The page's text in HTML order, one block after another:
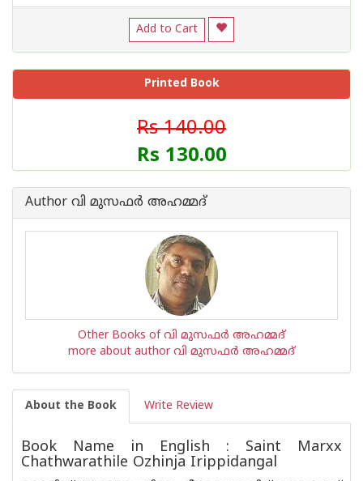
Add to Cart
Printed Book
Rs 140.00
Rs 130.00
Author വി മുസഫര്‍ അഹമ്മദ്‌
Other Books of വി മുസഫര്‍ അഹമ്മദ്‌
more about author വി മുസഫര്‍ അഹമ്മദ്‌
About the Book Write Review
Book Name in English : Saint Marxx
Chathwarathile Ozhinja Irippidangal